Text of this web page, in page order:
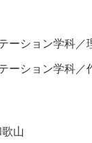
ーション学科／
ーション学科／
山